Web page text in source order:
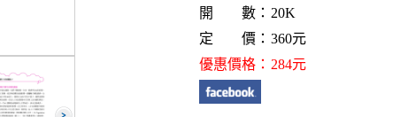
開 數：20K
定 價：360元
優惠價格：284元